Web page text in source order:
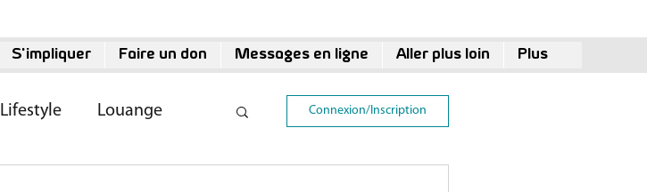
S'impliquer Faire un don Messages en ligne Aller plus loin Plus
Lifestyle Louange Connexion/Inscription